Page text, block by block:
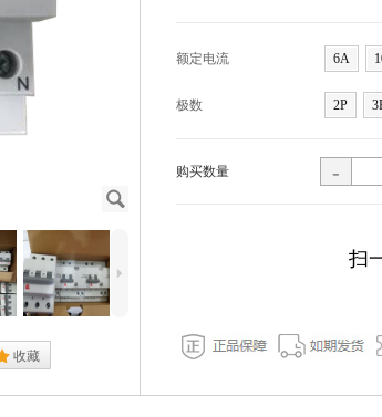
J
5
收藏
额定电流 6A
极数 2P
购买数量 -
扫